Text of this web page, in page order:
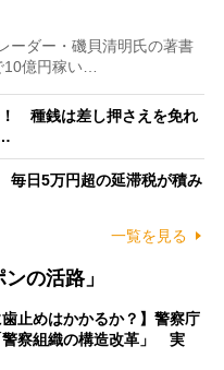
ーダー・磯貝清明氏の著書
10億円稼い…
！ 種銭は差し押さえを免れ
毎日5万円超の延滞税が積み
一覧を見る
の活路」
歯止めはかかるか？】警察庁
警察組織の構造改革」 実